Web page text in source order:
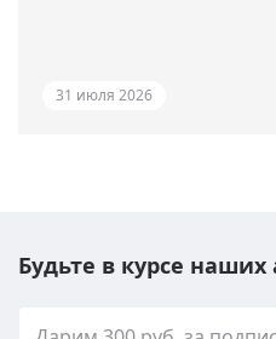
31 июля 2026
Будьте в курсе